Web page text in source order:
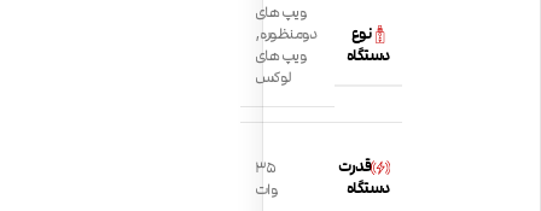
نوع
دستگاه
ویپ های
دومنظوره,
ویپ های
لوکس
قدرت
دستگاه
35
وات